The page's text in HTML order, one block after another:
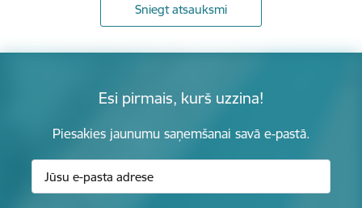
Sniegt atsauksmi
Esi pirmais, kurš uzzina!
Piesakies jaunumu saņemšanai savā e-pastā.